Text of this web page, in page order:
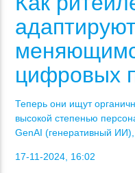
цифровых
Теперь они ищут
высокой степенью
GenAI (генеративный
17-11-2024, 16:02